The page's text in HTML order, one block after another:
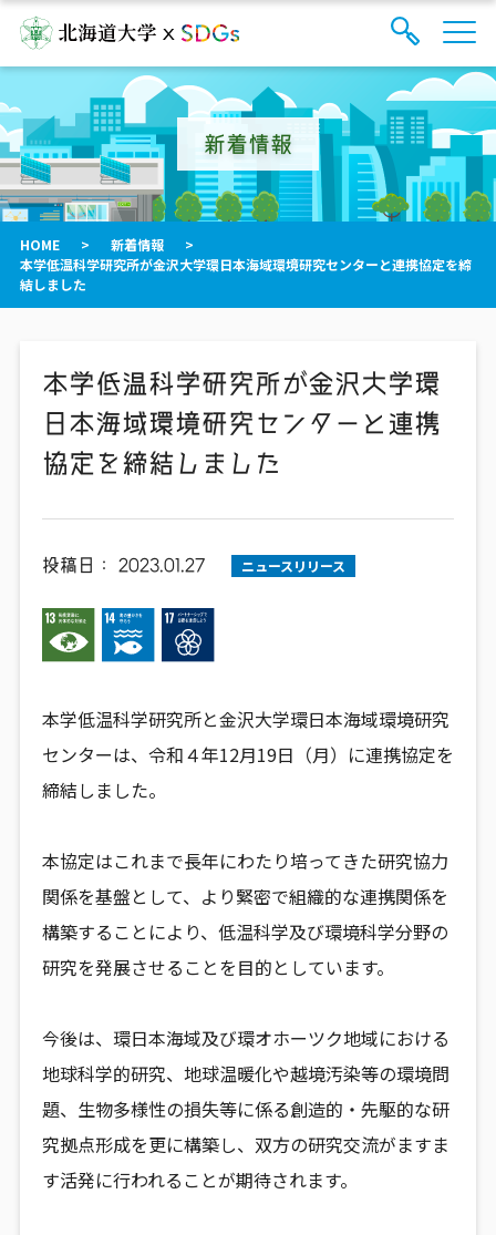
索
フ
ォ
ー
を
開
閉
る
イ
ト
内
メ
ニ
ュ
ー
新着情報
HOME > 新着情報
>
本学低温科学研究所が金沢大学環日本海域環境研究センターと連携協定を締
結しました
本学低温科学研究所が金沢大学環
日本海域環境研究センターと連携
協定を締結しました
投稿日： 2023.01.27 ニュースリリース
本学低温科学研究所と金沢大学環日本海域環境研究
センターは、令和４年12月19日（月）に連携協定を
締結しました。
本協定はこれまで長年にわたり培ってきた研究協力
関係を基盤として、より緊密で組織的な連携関係を
構築することにより、低温科学及び環境科学分野の
研究を発展させることを目的としています。
今後は、環日本海域及び環オホーツク地域における
地球科学的研究、地球温暖化や越境汚染等の環境問
題、生物多様性の損失等に係る創造的・先駆的な研
究拠点形成を更に構築し、双方の研究交流がますま
す活発に行われることが期待されます。